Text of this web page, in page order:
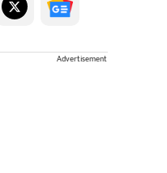
Advertisement